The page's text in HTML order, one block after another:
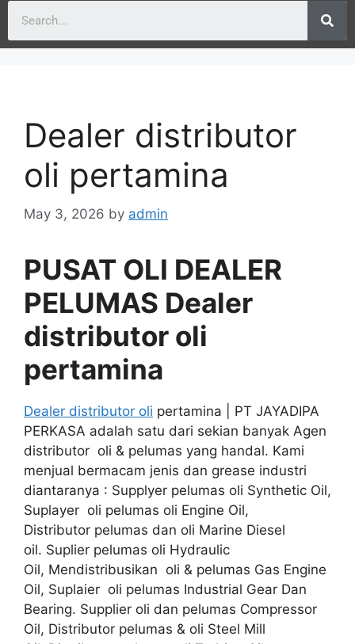
Dealer distributor
oli pertamina
May 3, 2026 by admin
PUSAT OLI DEALER
PELUMAS Dealer
distributor oli
pertamina
Dealer distributor oli pertamina | PT JAYADIPA
PERKASA adalah satu dari sekian banyak Agen
distributor oli & pelumas yang handal. Kami
menjual bermacam jenis dan grease industri
diantaranya : Supplyer pelumas oli Synthetic Oil,
Suplayer oli pelumas oli Engine Oil,
Distributor pelumas dan oli Marine Diesel
oil. Suplier pelumas oli Hydraulic
Oil, Mendistribusikan oli & pelumas Gas Engine
Oil, Suplaier oli pelumas Industrial Gear Dan
Bearing. Supplier oli dan pelumas Compressor
Oil, Distributor pelumas & oli Steel Mill